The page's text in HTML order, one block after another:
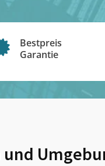
Bestpreis
Garantie
und